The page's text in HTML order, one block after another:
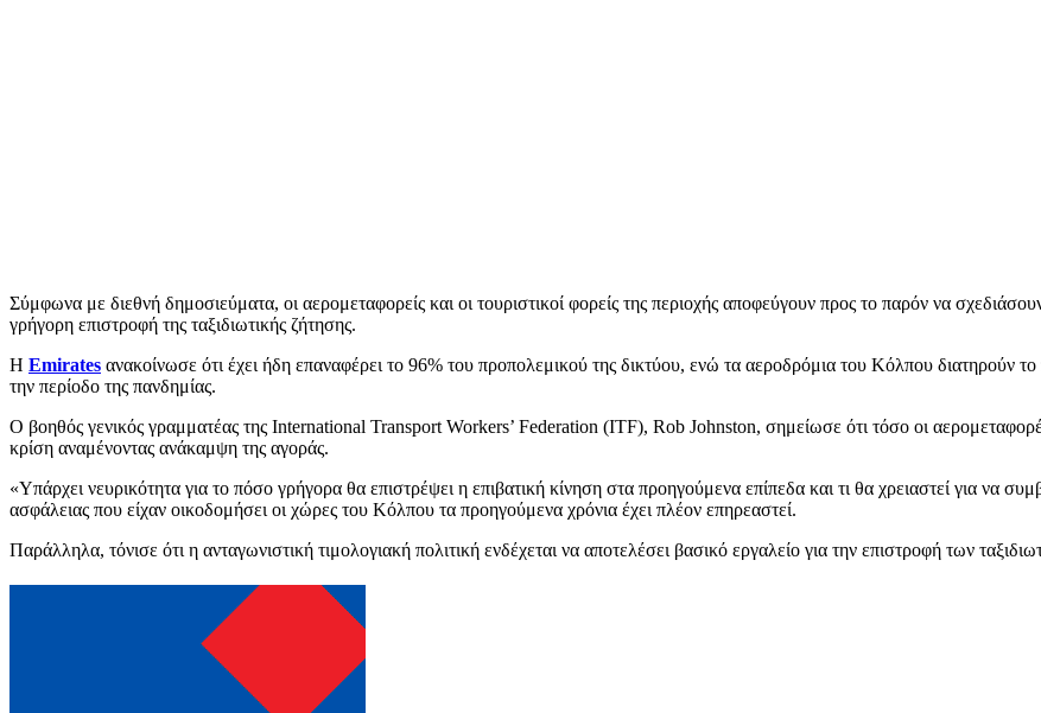
Σύμφωνα με διεθνή δημοσιεύματα, οι αερομεταφορείς και οι τουριστικοί φορείς της περιοχής αποφεύγουν προς το παρόν να
γρήγορη επιστροφή της ταξιδιωτικής ζήτησης.
Η Emirates ανακοίνωσε ότι έχει ήδη επαναφέρει το 96% του προπολεμικού της δικτύου, ενώ τα αεροδρόμια του Κόλπου διατηρούν το
την περίοδο της πανδημίας.
Ο βοηθός γενικός γραμματέας της International Transport Workers’ Federation (ITF), Rob Johnston, σημείωσε ότι τόσο οι
κρίση αναμένοντας ανάκαμψη της αγοράς.
«Υπάρχει νευρικότητα για το πόσο γρήγορα θα επιστρέψει η επιβατική κίνηση στα προηγούμενα επίπεδα και τι θα χρειαστεί για να
ασφάλειας που είχαν οικοδομήσει οι χώρες του Κόλπου τα προηγούμενα χρόνια έχει πλέον επηρεαστεί.
Παράλληλα, τόνισε ότι η ανταγωνιστική τιμολογιακή πολιτική ενδέχεται να αποτελέσει βασικό εργαλείο για την επιστροφή των